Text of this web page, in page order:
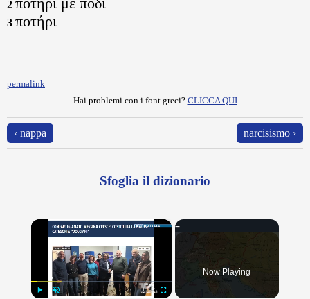
2
3 ποτήρι
permalink
Hai problemi con i font greci? CLICCA QUI
‹ nappa narcisismo ›
Sfoglia il dizionario
×
Now Playing